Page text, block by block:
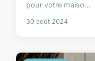
pour votre maiso...
30 août 2024